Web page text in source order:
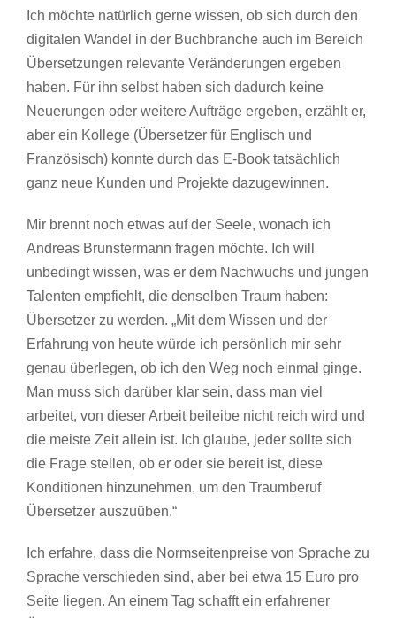
Ich möchte natürlich gerne wissen, ob sich durch den
digitalen Wandel in der Buchbranche auch im Bereich
Übersetzungen relevante Veränderungen ergeben
haben. Für ihn selbst haben sich dadurch keine
Neuerungen oder weitere Aufträge ergeben, erzählt er,
aber ein Kollege (Übersetzer für Englisch und
Französisch) konnte durch das E-Book tatsächlich
ganz neue Kunden und Projekte dazugewinnen.
Mir brennt noch etwas auf der Seele, wonach ich
Andreas Brunstermann fragen möchte. Ich will
unbedingt wissen, was er dem Nachwuchs und jungen
Talenten empfiehlt, die denselben Traum haben:
Übersetzer zu werden. „Mit dem Wissen und der
Erfahrung von heute würde ich persönlich mir sehr
genau überlegen, ob ich den Weg noch einmal ginge.
Man muss sich darüber klar sein, dass man viel
arbeitet, von dieser Arbeit beileibe nicht reich wird und
die meiste Zeit allein ist. Ich glaube, jeder sollte sich
die Frage stellen, ob er oder sie bereit ist, diese
Konditionen hinzunehmen, um den Traumberuf
Übersetzer auszuüben.“
Ich erfahre, dass die Normseitenpreise von Sprache zu
Sprache verschieden sind, aber bei etwa 15 Euro pro
Seite liegen. An einem Tag schafft ein erfahrener